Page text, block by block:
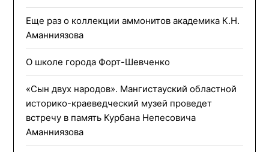
Еще раз о коллекции аммонитов академика К.Н.
Аманниязова
О школе города Форт-Шевченко
«Сын двух народов». Мангистауский областной
историко-краеведческий музей проведет
встречу в память Курбана Непесовича
Аманниязова